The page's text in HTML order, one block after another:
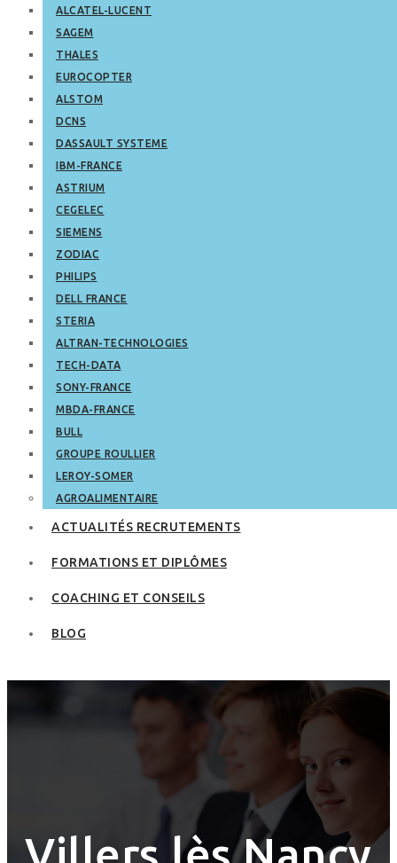
ALCATEL-LUCENT
SAGEM
THALES
EUROCOPTER
ALSTOM
DCNS
DASSAULT SYSTEME
IBM-FRANCE
ASTRIUM
CEGELEC
SIEMENS
ZODIAC
PHILIPS
DELL FRANCE
STERIA
ALTRAN-TECHNOLOGIES
TECH-DATA
SONY-FRANCE
MBDA-FRANCE
BULL
GROUPE ROULLIER
LEROY-SOMER
AGROALIMENTAIRE
ACTUALITÉS RECRUTEMENTS
FORMATIONS ET DIPLÔMES
COACHING ET CONSEILS
BLOG
Villers lès Nancy